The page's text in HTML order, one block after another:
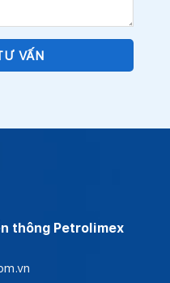
thông Petrolimex